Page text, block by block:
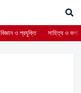
বিজ্ঞান ও প্রযুক্তি সাহিত্য ও কলা